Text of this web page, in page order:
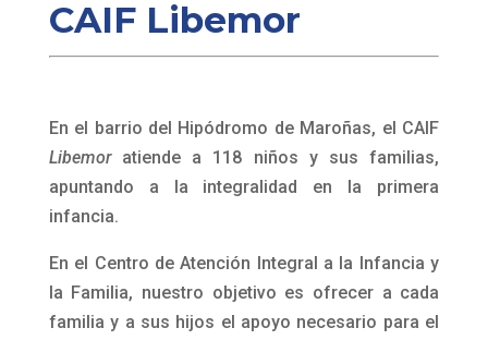
CAIF Libemor
En el barrio del Hipódromo de Maroñas, el CAIF
Libemor atiende a 118 niños y sus familias,
apuntando a la integralidad en la primera
infancia.
En el Centro de Atención Integral a la Infancia y
la Familia, nuestro objetivo es ofrecer a cada
familia y a sus hijos el apoyo necesario para el